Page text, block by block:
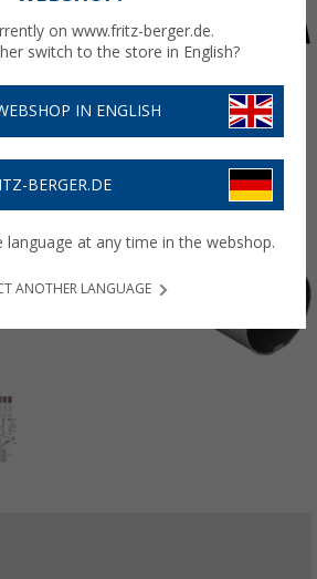
on www.fritz-berger.de.
switch to the store in English?
IN ENGLISH
BERGER.DE
language at any time in the webshop.
ANOTHER LANGUAGE